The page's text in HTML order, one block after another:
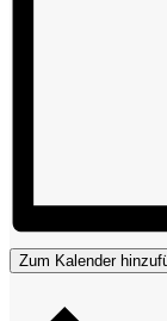
Zum Kalender